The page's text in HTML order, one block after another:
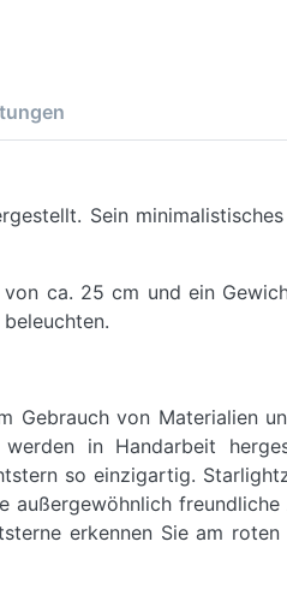
Sein
ca. 25 cm und ein
Gebrauch von Materialien
in Handarbeit
so einzigartig.
freundliche
erkennen Sie am roten